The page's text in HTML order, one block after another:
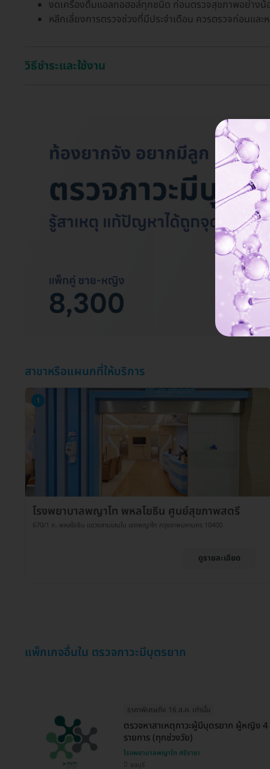
งดเครื่องดื่มแอลกอฮอล์ทุกชนิด ก่อนตรวจสุขภาพอย่างน้
หลีกเลี่ยงการตรวจช่วงที่มีประจำเดือน ควรตรวจก่อนแล
วิธีชำระและใช้งาน
สาขาหรือแผนกที่ให้บริการ
1
โรงพยาบาลพญาไท พหลโยธิน ศูนย์สุขภาพสตรี
670/1 ถ. พหลโยธิน แขวงสามเสนใน เขตพญาไท กรุงเทพมหานคร 10400
ดูรายละเอียด
แพ็กเกจอื่นใน ตรวจภาวะมีบุตรยาก
ราคาพิเศษถึง 16 ส.ค. เท่านั้น
ตรวจหาสาเหตุภาวะผู้มีบุตรยาก ผู้หญิง 4
รายการ (ทุกช่วงวัย)
โรงพยาบาลพญาไท ศรีราชา
ชลบุรี